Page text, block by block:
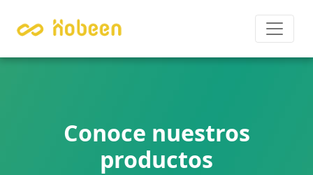
Conoce nuestros
productos